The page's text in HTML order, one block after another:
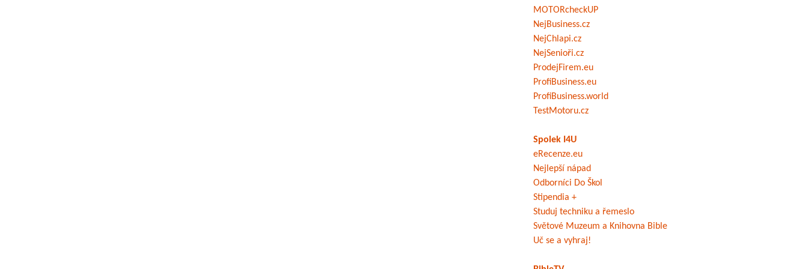
MOTORcheckUP
NejBusiness.cz
NejChlapi.cz
NejSenioři.cz
ProdejFirem.eu
ProfiBusiness.eu
ProfiBusiness.world
TestMotoru.cz
Spolek I4U
eRecenze.eu
Nejlepší nápad
Odborníci Do Škol
Stipendia +
Studuj techniku a řemeslo
Světové Muzeum a Knihovna Bible
Uč se a vyhraj!